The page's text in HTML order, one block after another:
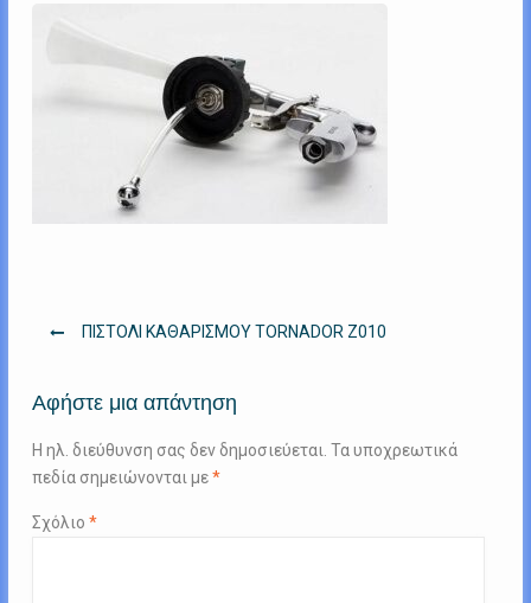
Πλοήγηση
ΠΙΣΤΟΛΙ ΚΑΘΑΡΙΣΜΟΥ TORNADOR Ζ010
Αφήστε μια απάντηση
Η ηλ. διεύθυνση σας δεν δημοσιεύεται. Τα υποχρεωτικά
πεδία σημειώνονται με*
Σχόλιο *